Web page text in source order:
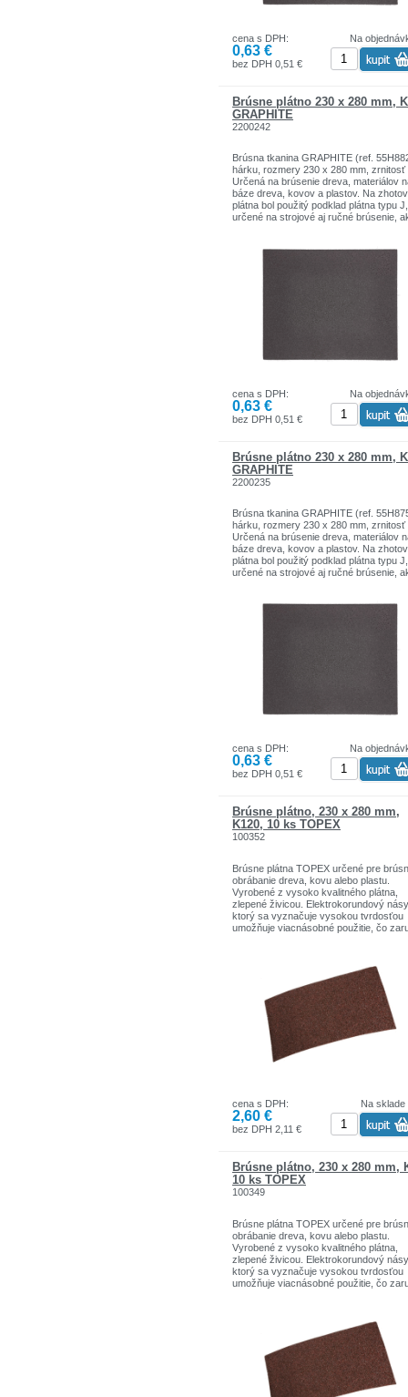
Na
cena s DPH:
0,63 €
bez DPH 0,51 €
Brúsne plátno 230 x 280 mm,
GRAPHITE
2200242
Brúsna tkanina GRAPHITE (ref.
hárku, rozmery 230 x 280 mm, zrnitosť
Určená na brúsenie dreva, materiálov
báze dreva, kovov a plastov. Na
plátna bol použitý podklad plátna typu J,
určené na strojové aj ručné brúsenie,
zaručuje väčšiu presnosť spracovania.
Na
cena s DPH:
0,63 €
bez DPH 0,51 €
Brúsne plátno 230 x 280 mm,
GRAPHITE
2200235
Brúsna tkanina GRAPHITE (ref.
hárku, rozmery 230 x 280 mm, zrnitosť
Určená na brúsenie dreva, materiálov
báze dreva, kovov a plastov. Na
plátna bol použitý podklad plátna typu J,
určené na strojové aj ručné brúsenie,
zaručuje väčšiu presnosť spracovania.
Na
cena s DPH:
0,63 €
bez DPH 0,51 €
Brúsne plátno, 230 x 280 mm,
K120, 10 ks TOPEX
100352
Brúsne plátna TOPEX určené pre
obrábanie dreva, kovu alebo plastu.
Vyrobené z vysoko kvalitného plátna,
zlepené živicou. Elektrokorundový
ktorý sa vyznačuje vysokou tvrdosťou
umožňuje viacnásobné použitie, čo
domácnosť a garáže. Výrobky sú
Značka TOPEX je jednou z
značiek ručného náradia v Poľsku.
Na sklade
cena s DPH:
2,60 €
bez DPH 2,11 €
Brúsne plátno, 230 x 280 mm,
10 ks TOPEX
100349
Brúsne plátna TOPEX určené pre
obrábanie dreva, kovu alebo plastu.
Vyrobené z vysoko kvalitného plátna,
zlepené živicou. Elektrokorundový
ktorý sa vyznačuje vysokou tvrdosťou
umožňuje viacnásobné použitie, čo
doplnky pre domácnosť a garáže.
sú pevnej kvality.
Značka TOPEX je jednou z
značiek ručného náradia v Poľsku.